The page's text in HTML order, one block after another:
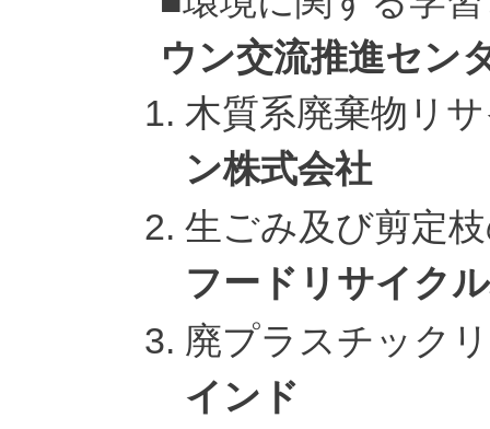
ウン交流推進セン
木質系廃棄物リ
ン株式会社
生ごみ及び剪定
フードリサイク
廃プラスチック
インド